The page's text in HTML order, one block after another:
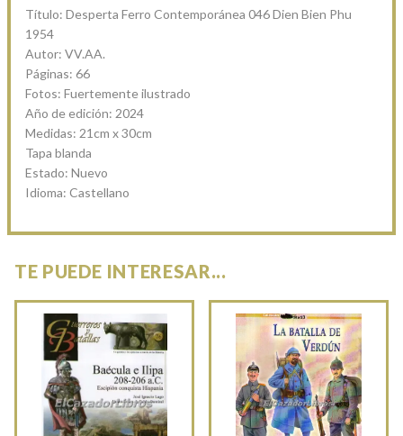
Título: Desperta Ferro Contemporánea 046 Dien Bien Phu
1954
Autor: VV.AA.
Páginas: 66
Fotos: Fuertemente ilustrado
Año de edición: 2024
Medidas: 21cm x 30cm
Tapa blanda
Estado: Nuevo
Idioma: Castellano
TE PUEDE INTERESAR...